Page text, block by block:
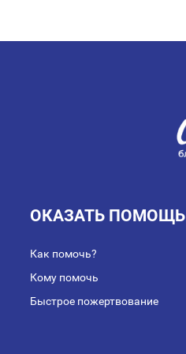
ОКАЗАТЬ ПОМОЩЬ
Как помочь?
Кому помочь
Быстрое пожертвование